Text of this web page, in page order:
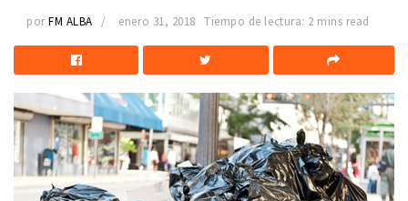
por FM ALBA enero 31, 2018 Tiempo de lectura: 2 mins read